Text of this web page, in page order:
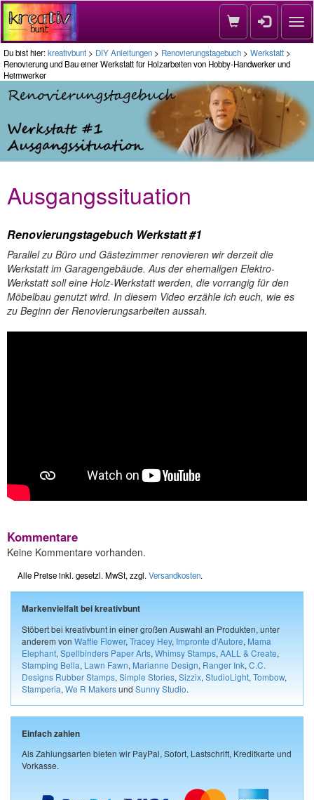
Du bist hier:kreativbunt > DIY Anleitungen > Renovierungstagebuch > Werkstatt >
Renovierung und Bau einer Werkstatt für Holzarbeiten von Hobby-Handwerker und
Heimwerker
Ausgangssituation
Renovierungstagebuch Werkstatt #1
Parallel zu Büro und Gästezimmer renovieren wir derzeit die
Werkstatt im Garagengebäude. Aus der ehemaligen Elektro-
Werkstatt soll eine Holz-Werkstatt werden, die vorrangig für den
Möbelbau genutzt wird. In diesem Video erzähle ich euch, wie es
zu Beginn der Renovierungsarbeiten aussah.
Kommentare
Keine Kommentare vorhanden.
Alle Preise inkl. gesetzl. MwSt, zzgl. Versandkosten.
Markenvielfalt bei kreativbunt
Stöbert bei kreativbunt in einer großen Auswahl an Produkten, unter
anderem von Waffle Flower, Tracey Hey, Impronte d'Autore, Mama
Elephant, Spellbinders Paper Arts, Whimsy Stamps, AALL & Create,
Stamping Bella, Lawn Fawn, Marianne Design, Ranger Ink, C.C.
Designs Rubber Stamps, Simple Stories, Sizzix, StudioLight, Tombow,
Stamperia, We R Makersund Sunny Studio.
Einfach zahlen
Als Zahlungsarten bieten wir PayPal, Sofort, Lastschrift, Kreditkarte und
Vorkasse.